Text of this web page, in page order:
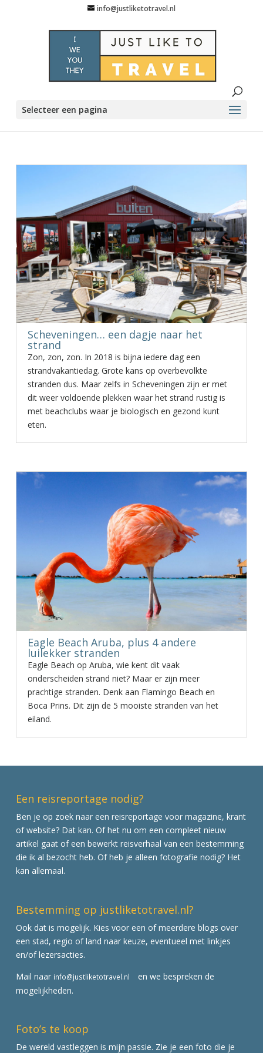
info@justliketotravel.nl
Selecteer een pagina
Scheveningen… een dagje naar het
strand
Zon, zon, zon. In 2018 is bijna iedere dag een
strandvakantiedag. Grote kans op overbevolkte
stranden dus. Maar zelfs in Scheveningen zijn er met
dit weer voldoende plekken waar het strand rustig is
met beachclubs waar je biologisch en gezond kunt
eten.
Eagle Beach Aruba, plus 4 andere
luilekker stranden
Eagle Beach op Aruba, wie kent dit vaak
onderscheiden strand niet? Maar er zijn meer
prachtige stranden. Denk aan Flamingo Beach en
Boca Prins. Dit zijn de 5 mooiste stranden van het
eiland.
Een reisreportage nodig?
Ben je op zoek naar een reisreportage voor magazine, krant
of website? Dat kan. Of het nu om een compleet nieuw
artikel gaat of een bewerkt reisverhaal van een bestemming
die ik al bezocht heb. Of heb je alleen fotografie nodig? Het
kan allemaal.
Bestemming op justliketotravel.nl?
Ook dat is mogelijk. Kies voor een of meerdere blogs over
een stad, regio of land naar keuze, eventueel met linkjes
en/of lezersacties.
Mail naar info@justliketotravel.nl
en we bespreken de
mogelijkheden.
Foto’s te koop
De wereld vastleggen is mijn passie. Zie je een foto die je